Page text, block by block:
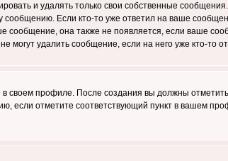
и удалять только свои собственные
сообщению. Если кто-то уже ответил на ваше
сообщение, она также не появляется, если ваше
могут удалить сообщение, если на него уже кто-то
своем профиле. После создания вы должны отметить
если отметите соответствующий пункт в вашем